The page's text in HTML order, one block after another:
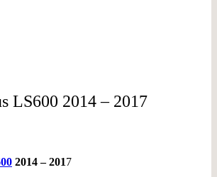
LS600 2014 – 2017
2014 – 2017